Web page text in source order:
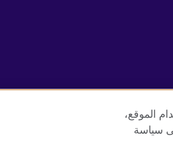
الموقع،
سياسة